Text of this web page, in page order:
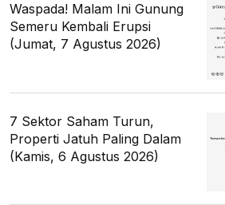
Waspada! Malam Ini Gunung
Semeru Kembali Erupsi
(Jumat, 7 Agustus 2026)
7 Sektor Saham Turun,
Properti Jatuh Paling Dalam
(Kamis, 6 Agustus 2026)